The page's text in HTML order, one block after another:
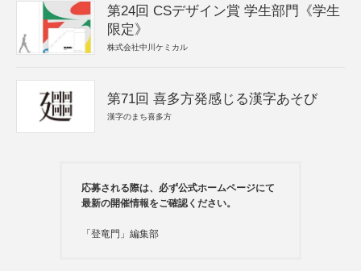
第24回 CSデザイン賞 学生部門《学生
限定》
株式会社中川ケミカル
第71回 喜多方発感じる漢字あそび
漢字のまち喜多方
応募される際は、必ず公式ホームページにて
最新の開催情報をご確認ください。
「登竜門」編集部